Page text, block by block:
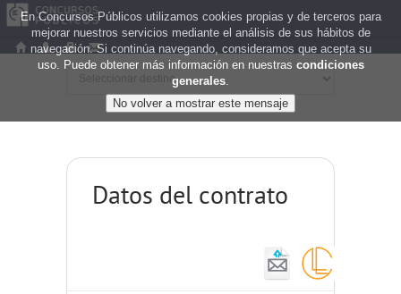
Datos del contrato
En Concursos Públicos utilizamos cookies propias y de terceros para
mejorar nuestros servicios mediante el análisis de sus hábitos de
navegación. Si continúa navegando, consideramos que acepta su
uso. Puede obtener más información en nuestras condiciones
generales.